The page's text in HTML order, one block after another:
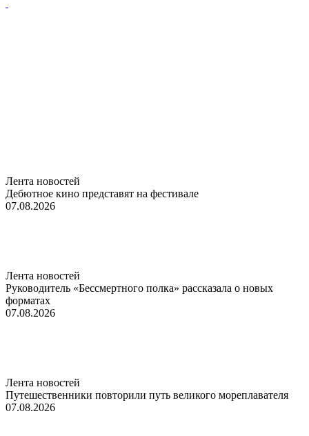
Лента новостей
Дебютное кино представят на фестивале
07.08.2026
Лента новостей
Руководитель «Бессмертного полка» рассказала о новых
форматах
07.08.2026
Лента новостей
Путешественники повторили путь великого мореплавателя
07.08.2026